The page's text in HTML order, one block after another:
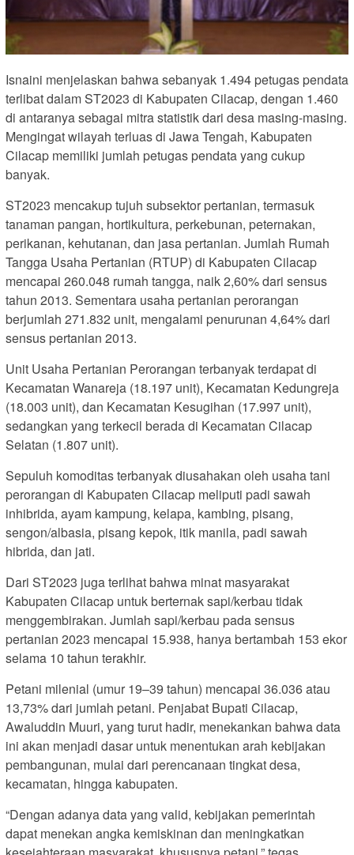
Isnaini menjelaskan bahwa sebanyak 1.494 petugas pendata
terlibat dalam ST2023 di Kabupaten Cilacap, dengan 1.460
di antaranya sebagai mitra statistik dari desa masing-masing.
Mengingat wilayah terluas di Jawa Tengah, Kabupaten
Cilacap memiliki jumlah petugas pendata yang cukup
banyak.
ST2023 mencakup tujuh subsektor pertanian, termasuk
tanaman pangan, hortikultura, perkebunan, peternakan,
perikanan, kehutanan, dan jasa pertanian. Jumlah Rumah
Tangga Usaha Pertanian (RTUP) di Kabupaten Cilacap
mencapai 260.048 rumah tangga, naik 2,60% dari sensus
tahun 2013. Sementara usaha pertanian perorangan
berjumlah 271.832 unit, mengalami penurunan 4,64% dari
sensus pertanian 2013.
Unit Usaha Pertanian Perorangan terbanyak terdapat di
Kecamatan Wanareja (18.197 unit), Kecamatan Kedungreja
(18.003 unit), dan Kecamatan Kesugihan (17.997 unit),
sedangkan yang terkecil berada di Kecamatan Cilacap
Selatan (1.807 unit).
Sepuluh komoditas terbanyak diusahakan oleh usaha tani
perorangan di Kabupaten Cilacap meliputi padi sawah
inhibrida, ayam kampung, kelapa, kambing, pisang,
sengon/albasia, pisang kepok, itik manila, padi sawah
hibrida, dan jati.
Dari ST2023 juga terlihat bahwa minat masyarakat
Kabupaten Cilacap untuk berternak sapi/kerbau tidak
menggembirakan. Jumlah sapi/kerbau pada sensus
pertanian 2023 mencapai 15.938, hanya bertambah 153 ekor
selama 10 tahun terakhir.
Petani milenial (umur 19–39 tahun) mencapai 36.036 atau
13,73% dari jumlah petani. Penjabat Bupati Cilacap,
Awaluddin Muuri, yang turut hadir, menekankan bahwa data
ini akan menjadi dasar untuk menentukan arah kebijakan
pembangunan, mulai dari perencanaan tingkat desa,
kecamatan, hingga kabupaten.
“Dengan adanya data yang valid, kebijakan pemerintah
dapat menekan angka kemiskinan dan meningkatkan